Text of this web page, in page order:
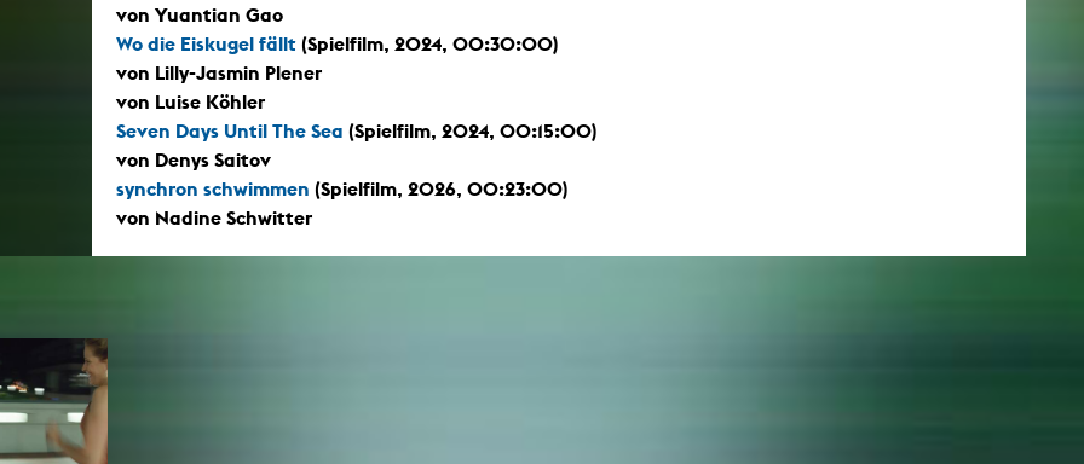
von Yuantian Gao
Wo die Eiskugel fällt (Spielfilm, 2024, 00:30:00)
von Lilly-Jasmin Plener
von Luise Köhler
Seven Days Until The Sea (Spielfilm, 2024, 00:15:00)
von Denys Saitov
synchron schwimmen (Spielfilm, 2026, 00:23:00)
von Nadine Schwitter